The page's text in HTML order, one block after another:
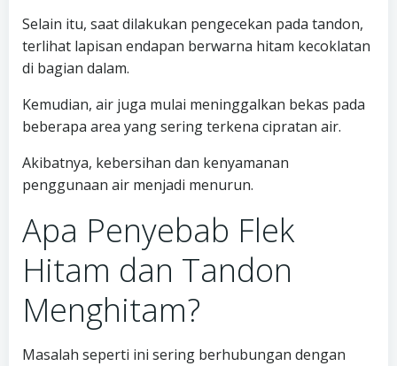
Selain itu, saat dilakukan pengecekan pada tandon,
terlihat lapisan endapan berwarna hitam kecoklatan
di bagian dalam.
Kemudian, air juga mulai meninggalkan bekas pada
beberapa area yang sering terkena cipratan air.
Akibatnya, kebersihan dan kenyamanan
penggunaan air menjadi menurun.
Apa Penyebab Flek
Hitam dan Tandon
Menghitam?
Masalah seperti ini sering berhubungan dengan